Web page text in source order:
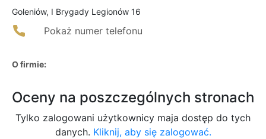
Goleniów, I Brygady Legionów 16
Pokaż numer telefonu
O firmie:
Oceny na poszczególnych stronach
Tylko zalogowani użytkownicy maja dostęp do tych
danych. Kliknij, aby się zalogować.